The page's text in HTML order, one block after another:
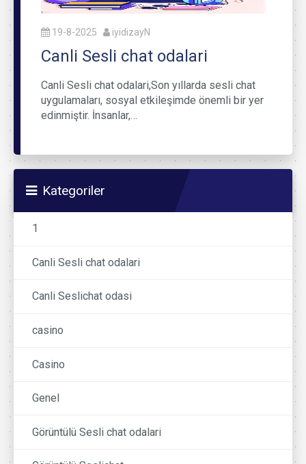
19-8-2025 iyidizayN
Canli Sesli chat odalari
Canli Sesli chat odalari,Son yıllarda sesli chat
uygulamaları, sosyal etkileşimde önemli bir yer
edinmiştir. İnsanlar,…
Kategoriler
1
Canli Sesli chat odalari
Canli Seslichat odasi
casino
Casino
Genel
Görüntülü Sesli chat odalari